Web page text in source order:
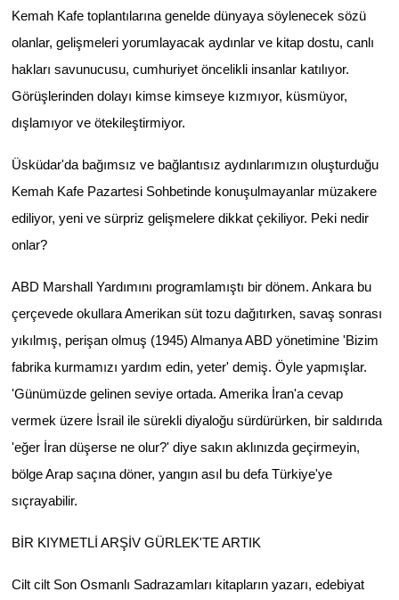
Kemah Kafe toplantılarına genelde dünyaya söylenecek sözü
olanlar, gelişmeleri yorumlayacak aydınlar ve kitap dostu, canlı
hakları savunucusu, cumhuriyet öncelikli insanlar katılıyor.
Görüşlerinden dolayı kimse kimseye kızmıyor, küsmüyor,
dışlamıyor ve ötekileştirmiyor.
Üsküdar'da bağımsız ve bağlantısız aydınlarımızın oluşturduğu
Kemah Kafe Pazartesi Sohbetinde konuşulmayanlar müzakere
ediliyor, yeni ve sürpriz gelişmelere dikkat çekiliyor. Peki nedir
onlar?
ABD Marshall Yardımını programlamıştı bir dönem. Ankara bu
çerçevede okullara Amerikan süt tozu dağıtırken, savaş sonrası
yıkılmış, perişan olmuş (1945) Almanya ABD yönetimine 'Bizim
fabrika kurmamızı yardım edin, yeter' demiş. Öyle yapmışlar.
'Günümüzde gelinen seviye ortada. Amerika İran'a cevap
vermek üzere İsrail ile sürekli diyaloğu sürdürürken, bir saldırıda
'eğer İran düşerse ne olur?' diye sakın aklınızda geçirmeyin,
bölge Arap saçına döner, yangın asıl bu defa Türkiye'ye
sıçrayabilir.
BİR KIYMETLİ ARŞİV GÜRLEK'TE ARTIK
Cilt cilt Son Osmanlı Sadrazamları kitapların yazarı, edebiyat